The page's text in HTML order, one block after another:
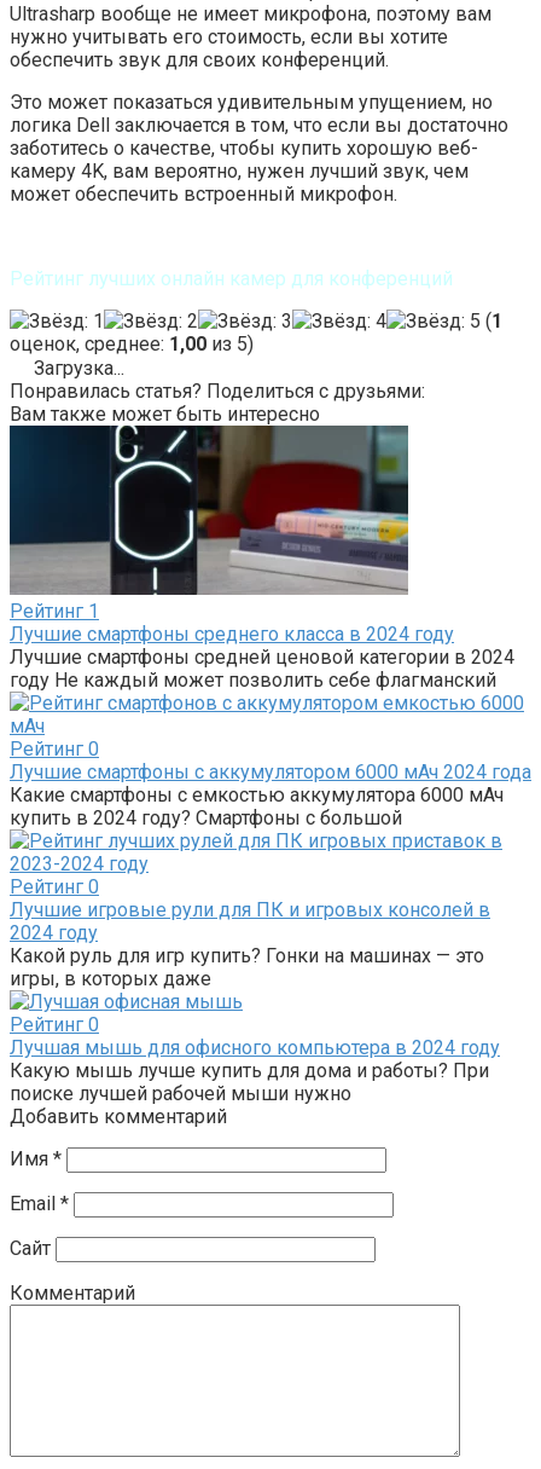
Ultrasharp вообще не имеет микрофона, поэтому вам
нужно учитывать его стоимость, если вы хотите
обеспечить звук для своих конференций.
Это может показаться удивительным упущением, но
логика Dell заключается в том, что если вы достаточно
заботитесь о качестве, чтобы купить хорошую веб-
камеру 4K, вам вероятно, нужен лучший звук, чем
может обеспечить встроенный микрофон.
Рейтинг лучших онлайн камер для конференций
(1
оценок, среднее: 1,00 из 5)
Загрузка...
Понравилась статья? Поделиться с друзьями:
Вам также может быть интересно
Рейтинг 1
Лучшие смартфоны среднего класса в 2024 году
Лучшие смартфоны средней ценовой категории в 2024
году Не каждый может позволить себе флагманский
Рейтинг 0
Лучшие смартфоны с аккумулятором 6000 мАч 2024 года
Какие смартфоны с емкостью аккумулятора 6000 мАч
купить в 2024 году? Смартфоны с большой
Рейтинг 0
Лучшие игровые рули для ПК и игровых консолей в
2024 году
Какой руль для игр купить? Гонки на машинах — это
игры, в которых даже
Рейтинг 0
Лучшая мышь для офисного компьютера в 2024 году
Какую мышь лучше купить для дома и работы? При
поиске лучшей рабочей мыши нужно
Добавить комментарий
Имя *
Email *
Сайт
Комментарий